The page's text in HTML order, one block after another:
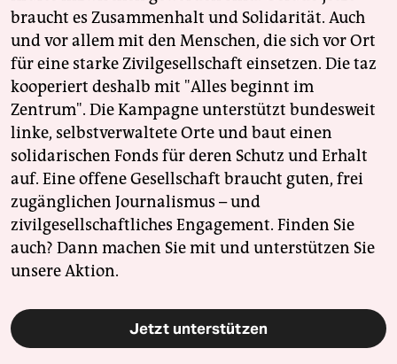
braucht es Zusammenhalt und Solidarität. Auch
und vor allem mit den Menschen, die sich vor Ort
für eine starke Zivilgesellschaft einsetzen. Die taz
kooperiert deshalb mit "Alles beginnt im
Zentrum". Die Kampagne unterstützt bundesweit
linke, selbstverwaltete Orte und baut einen
solidarischen Fonds für deren Schutz und Erhalt
auf. Eine offene Gesellschaft braucht guten, frei
zugänglichen Journalismus – und
zivilgesellschaftliches Engagement. Finden Sie
auch? Dann machen Sie mit und unterstützen Sie
unsere Aktion.
Jetzt unterstützen